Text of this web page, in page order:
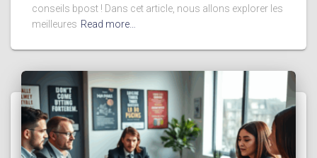
conseils bpost ! Dans cet article, nous allons explorer les
meilleures Read more…